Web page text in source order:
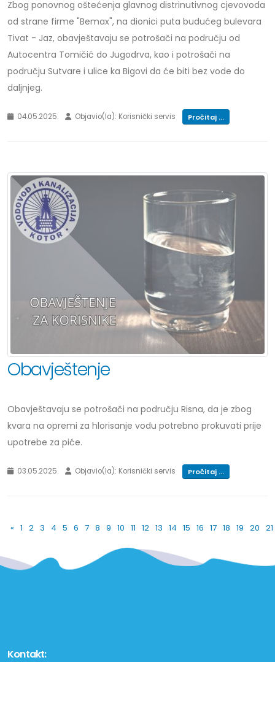
Zbog ponovnog oštećenja glavnog distrinutivnog cjevovoda
od strane firme "Bemax", na dionici puta budućeg bulevara
Tivat - Jaz, obavještavaju se potrošači na području od
Autocentra Tomičić do Jugodrva, kao i potrošači na
području Sutvare i ulice ka Bigovi da će biti bez vode do
daljnjeg.
04.05.2025. Objavio(la): Korisnički servis Pročitaj ...
Obavještenje
Obavještavaju se potrošači na području Risna, da je zbog
kvara na opremi za hlorisanje vodu potrebno prokuvati prije
upotrebe za piće.
03.05.2025. Objavio(la): Korisnički servis Pročitaj ...
« 1 2 3 4 5 6 7 8 9 10 11 12 13 14 15 16 17 18 19 20 21
Kontakt: